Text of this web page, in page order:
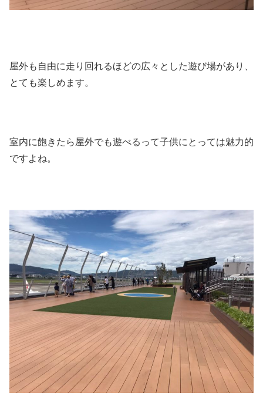
屋外も自由に走り回れるほどの広々とした遊び場があり、
とても楽しめます。
室内に飽きたら屋外でも遊べるって子供にとっては魅力的
ですよね。